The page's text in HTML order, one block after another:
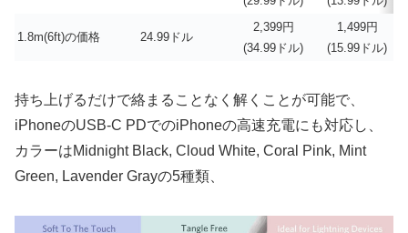
1.8m(6ft)の価格 24.99ドル
2,399円
(34.99ドル)
1,499円
(15.99ドル)
持ち上げるだけで絡まることなく解くことが可能で、
iPhoneのUSB-C PDでのiPhoneの高速充電にも対応し、
カラーはMidnight Black, Cloud White, Coral Pink, Mint
Green, Lavender Grayの5種類、